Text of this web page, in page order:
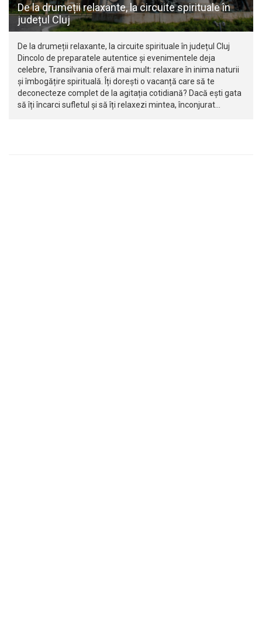
De la drumeții relaxante, la circuite spirituale în
județul Cluj
De la drumeții relaxante, la circuite spirituale în județul Cluj
Dincolo de preparatele autentice și evenimentele deja
celebre, Transilvania oferă mai mult: relaxare în inima naturii
și îmbogățire spirituală. Îți dorești o vacanță care să te
deconecteze complet de la agitația cotidiană? Dacă ești gata
să îți încarci sufletul și să îți relaxezi mintea, înconjurat…